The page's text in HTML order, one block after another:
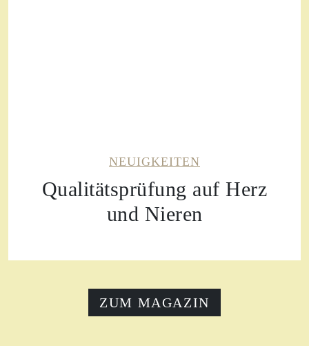
NEUIGKEITEN
Qualitätsprüfung auf Herz
und Nieren
ZUM MAGAZIN